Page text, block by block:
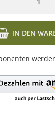
IN DEN